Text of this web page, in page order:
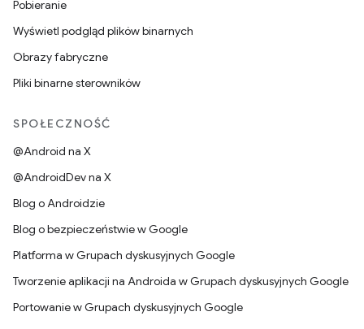
Pobieranie
Wyświetl podgląd plików binarnych
Obrazy fabryczne
Pliki binarne sterowników
SPOŁECZNOŚĆ
@Android na X
@AndroidDev na X
Blog o Androidzie
Blog o bezpieczeństwie w Google
Platforma w Grupach dyskusyjnych Google
Tworzenie aplikacji na Androida w Grupach dyskusyjnych Google
Portowanie w Grupach dyskusyjnych Google